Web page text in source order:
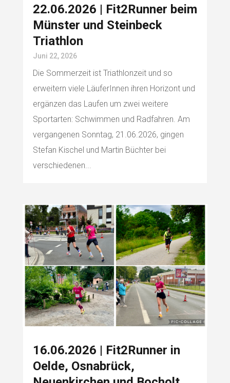
22.06.2026 | Fit2Runner beim
Münster und Steinbeck
Triathlon
Juni 22, 2026
Die Sommerzeit ist Triathlonzeit und so
erweitern viele LäuferInnen ihren Horizont und
ergänzen das Laufen um zwei weitere
Sportarten: Schwimmen und Radfahren. Am
vergangenen Sonntag, 21.06.2026, gingen
Stefan Kischel und Martin Büchter bei
verschiedenen...
16.06.2026 | Fit2Runner in
Oelde, Osnabrück,